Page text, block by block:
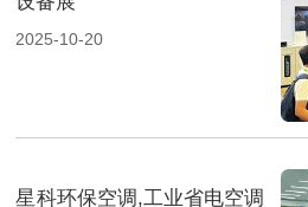
2025-10-20
星科环保空调,工业省电空调